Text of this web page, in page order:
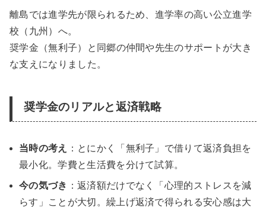
離島では進学先が限られるため、進学率の高い公立進学
校（九州）へ。
奨学金（無利子）と同郷の仲間や先生のサポートが大き
な支えになりました。
奨学金のリアルと返済戦略
当時の考え
：とにかく「無利子」で借りて返済負担を
最小化。学費と生活費を分けて試算。
今の気づき ：返済額だけでなく「心理的ストレスを減
らす」ことが大切。繰上げ返済で得られる安心感は大